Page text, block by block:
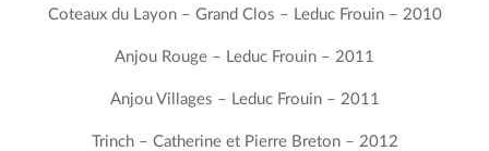
Coteaux du Layon – Grand Clos – Leduc Frouin – 2010
Anjou Rouge – Leduc Frouin – 2011
Anjou Villages – Leduc Frouin – 2011
Trinch – Catherine et Pierre Breton – 2012